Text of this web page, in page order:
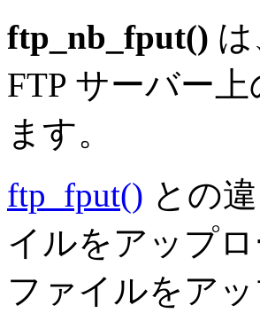
ftp_nb_fput()
FTP サーバー
ます。
ftp_fput() との
イルをアップ
ファイルをア